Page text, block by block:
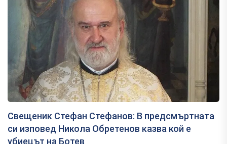
Свещеник Стефан Стефанов: В предсмъртната
си изповед Никола Обретенов казва кой е
убиецът на Ботев